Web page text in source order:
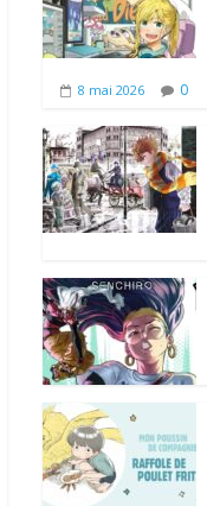
8 mai 2026 0